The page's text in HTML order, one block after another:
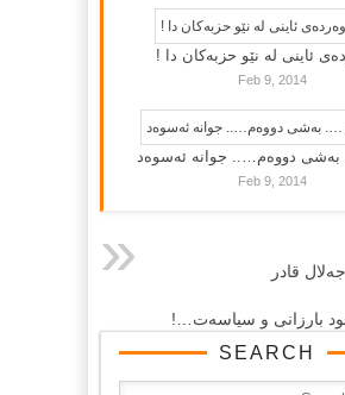
ئاینی لە نێو حزبەکان دا !
Feb 9, 2014
بەشی دووەم….. جوانە ئەسوەد
Feb 9, 2014
قادر
بارزانی و سیاسەت…!
SEARCH